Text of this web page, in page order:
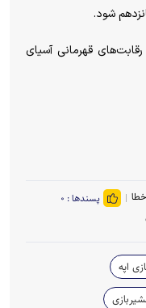
شود.
قهرمانی آسیای
پسندها : ۰
اپه